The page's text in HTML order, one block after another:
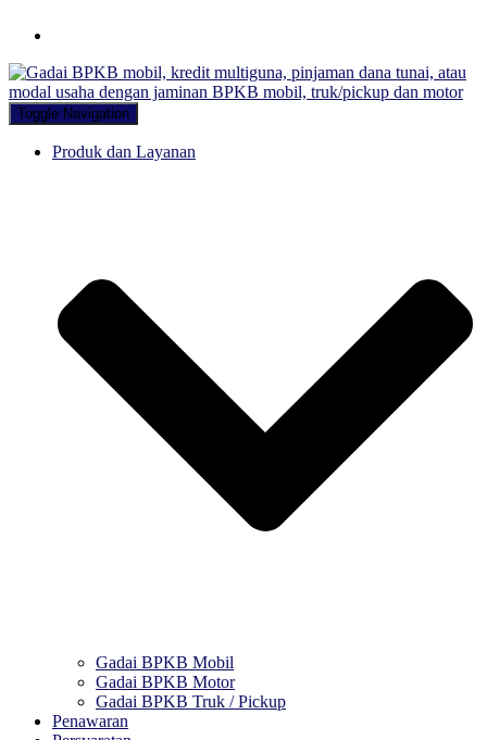
Toggle Navigation
Produk dan Layanan
Gadai BPKB Mobil
Gadai BPKB Motor
Gadai BPKB Truk / Pickup
Penawaran